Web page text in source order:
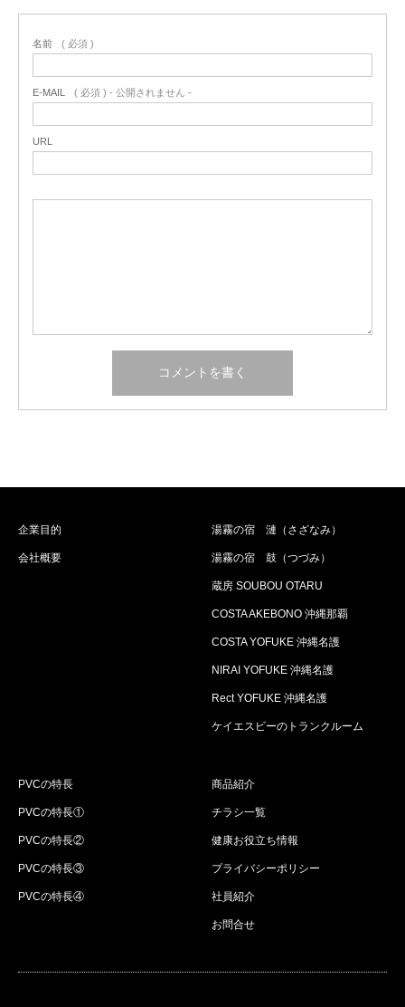
名前 ( 必須 )
E-MAIL ( 必須 ) - 公開されません -
URL
企業目的
会社概要
湯霧の宿 漣（さざなみ）
湯霧の宿 鼓（つづみ）
蔵房 SOUBOU OTARU
COSTA AKEBONO 沖縄那覇
COSTA YOFUKE 沖縄名護
NIRAI YOFUKE 沖縄名護
Rect YOFUKE 沖縄名護
ケイエスビーのトランクルーム
PVCの特長
PVCの特長①
PVCの特長②
PVCの特長③
PVCの特長④
商品紹介
チラシ一覧
健康お役立ち情報
プライバシーポリシー
社員紹介
お問合せ